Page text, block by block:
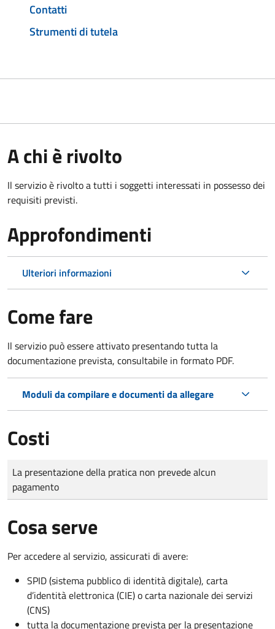
Contatti
Strumenti di tutela
A chi è rivolto
Il servizio è rivolto a tutti i soggetti interessati in possesso dei
requisiti previsti.
Approfondimenti
Ulteriori informazioni
Come fare
Il servizio può essere attivato presentando tutta la
documentazione prevista, consultabile in formato PDF.
Moduli da compilare e documenti da allegare
Costi
Tipo di pagamento
Importo
La presentazione della pratica non prevede alcun
pagamento
Cosa serve
Per accedere al servizio, assicurati di avere:
SPID (sistema pubblico di identità digitale), carta
d’identità elettronica (CIE) o carta nazionale dei servizi
(CNS)
tutta la documentazione prevista per la presentazione